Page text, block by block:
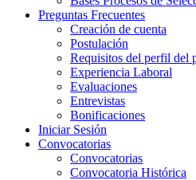
Preguntas Frecuentes
Creación de cuenta
Postulación
Requisitos del perfil del
Experiencia Laboral
Evaluaciones
Entrevistas
Bonificaciones
Iniciar Sesión
Convocatorias
Convocatorias
Convocatoria Histórica